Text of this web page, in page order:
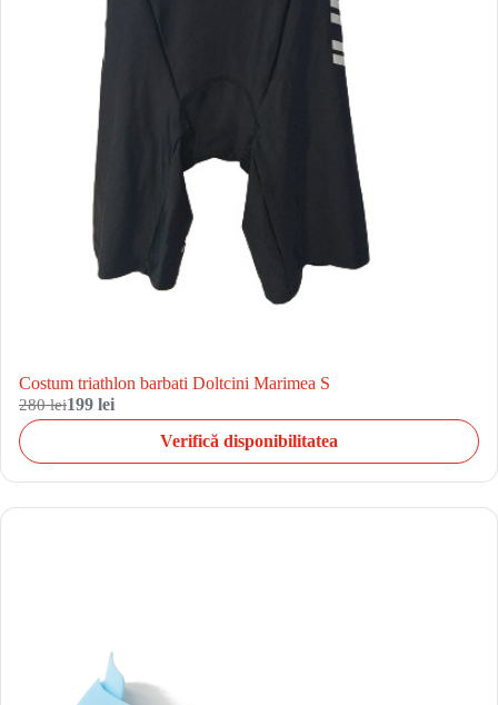
Costum triathlon barbati Doltcini Marimea S
280 lei199 lei
Verifică disponibilitatea